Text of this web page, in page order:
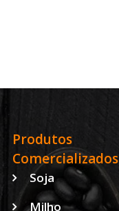
Produtos
Comercializados
Soja
Milho